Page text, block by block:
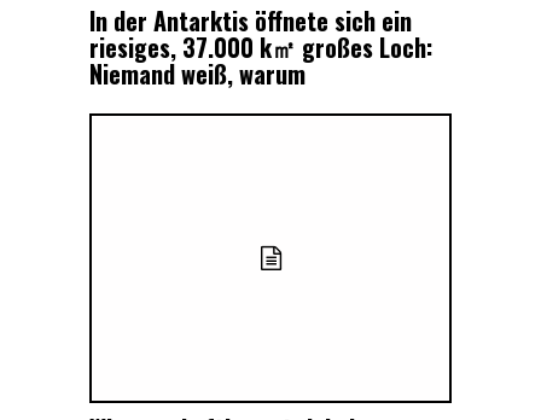
In der Antarktis öffnete sich ein
riesiges, 37.000 k㎡ großes Loch:
Niemand weiß, warum